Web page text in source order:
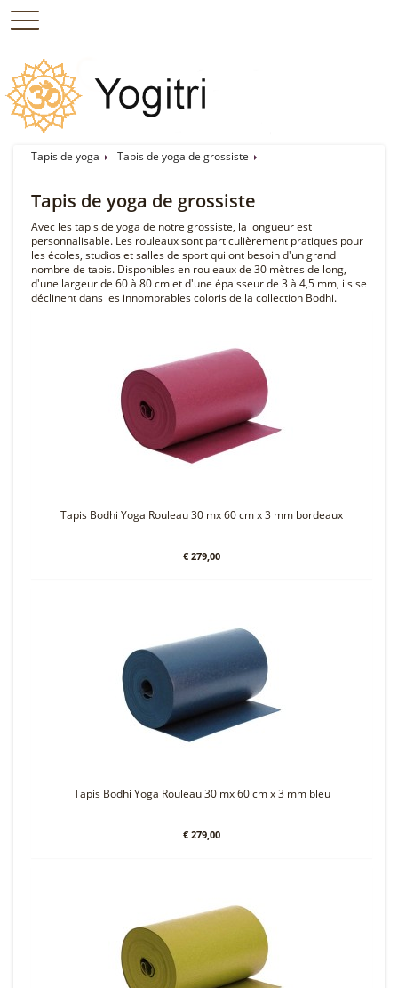
Tapis de yoga Tapis de yoga de grossiste
Tapis de yoga de grossiste
Avec les tapis de yoga de notre grossiste, la longueur est
personnalisable. Les rouleaux sont particulièrement pratiques pour
les écoles, studios et salles de sport qui ont besoin d'un grand
nombre de tapis. Disponibles en rouleaux de 30 mètres de long,
d'une largeur de 60 à 80 cm et d'une épaisseur de 3 à 4,5 mm, ils se
déclinent dans les innombrables coloris de la collection Bodhi.
Tapis Bodhi Yoga Rouleau 30 mx 60 cm x 3 mm bordeaux
€ 279,00
Tapis Bodhi Yoga Rouleau 30 mx 60 cm x 3 mm bleu
€ 279,00